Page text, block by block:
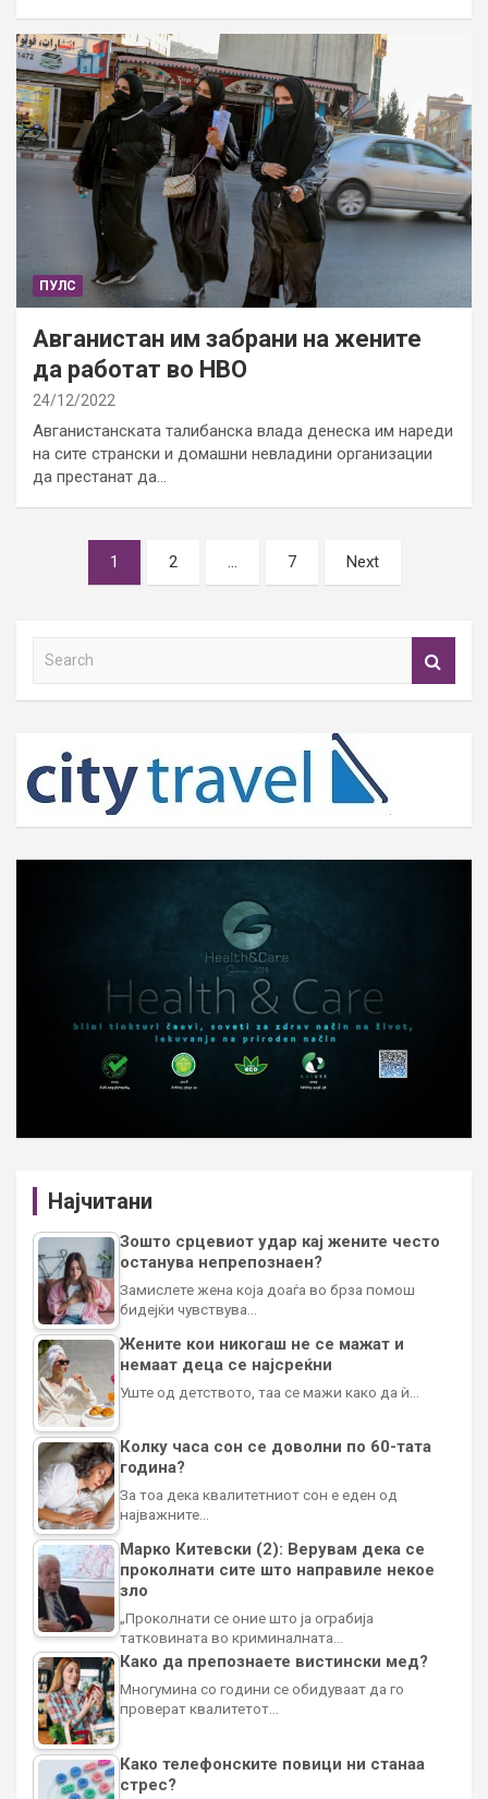
ПУЛС
Авганистан им забрани на жените
да работат во НВО
24/12/2022
Авганистанската талибанска влада денеска им нареди
на сите странски и домашни невладини организации
да престанат да…
pagination
1 2 … 7 Next
h
Најчитани
Зошто срцевиот удар кај жените често
останува непрепознаен?
Замислете жена која доаѓа во брза помош
бидејќи чувствува…
Жените кои никогаш не се мажат и
немаат деца се најсреќни
Уште од детството, таа се мажи како да ѝ…
Колку часа сон се доволни по 60-тата
година?
За тоа дека квалитетниот сон е еден од
најважните…
Марко Китевски (2): Верувам дека се
проколнати сите што направиле некое
зло
„Проколнати се оние што ја ограбија
татковината во криминалната…
Како да препознаете вистински мед?
Многумина со години се обидуваат да го
проверат квалитетот…
Како телефонските повици ни станаа
стрес?